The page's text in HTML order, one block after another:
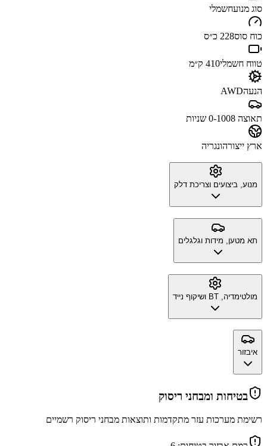
סוג מנועחשמלי
כוח סוס228 כ״ס
טווח חשמלי410 ק״מ
הנעהAWD
תאוצה 0-100 8 שניות
ארץ ייצורהונגריה
מנוע, ביצועים וצריכת דלק
תא מטען, מידות וגלגלים
מולטימדיה, BT ושיקוף נייד
איבזור
בטיחות ומבחני ריסוק
רשימת מערכות עזר מתקדמות ותוצאות מבחני ריסוק רשמיים